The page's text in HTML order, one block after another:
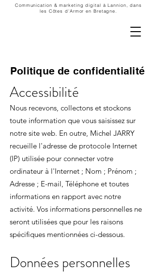
Communication & marketing digital à Lannion, dans
les Côtes d'Armor en Bretagne.
Politique de confidentialité
Accessibilité
Nous recevons, collectons et stockons
toute information que vous saisissez sur
notre site web. En outre, Michel JARRY
recueille l'adresse de protocole Internet
(IP) utilisée pour connecter votre
ordinateur à l'Internet ; Nom ; Prénom ;
Adresse ; E-mail, Téléphone et toutes
informations en rapport avec notre
activité. Vos informations personnelles ne
seront utilisées que pour les raisons
spécifiques mentionnées ci-dessous.
Données personnelles